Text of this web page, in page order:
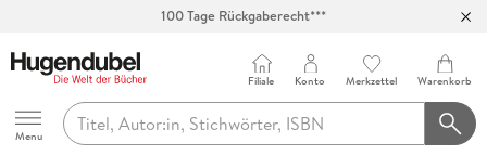
Hugendubel
Menu
Filiale Konto Merkzettel Warenkorb